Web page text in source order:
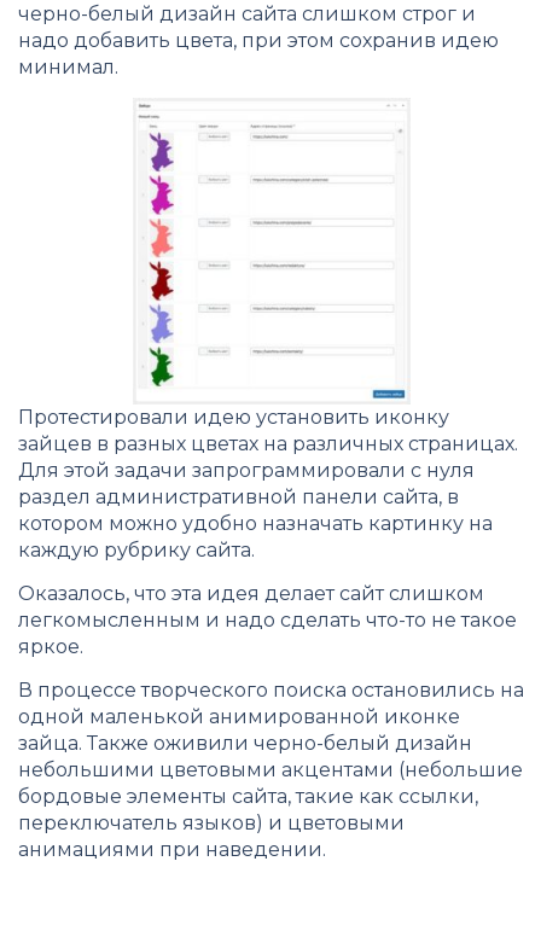
черно-белый дизайн сайта слишком строг и
надо добавить цвета, при этом сохранив идею
минимал.
Протестировали идею установить иконку
зайцев в разных цветах на различных страницах.
Для этой задачи запрограммировали с нуля
раздел административной панели сайта, в
котором можно удобно назначать картинку на
каждую рубрику сайта.
Оказалось, что эта идея делает сайт слишком
легкомысленным и надо сделать что-то не такое
яркое.
В процессе творческого поиска остановились на
одной маленькой анимированной иконке
зайца. Также оживили черно-белый дизайн
небольшими цветовыми акцентами (небольшие
бордовые элементы сайта, такие как ссылки,
переключатель языков) и цветовыми
анимациями при наведении.